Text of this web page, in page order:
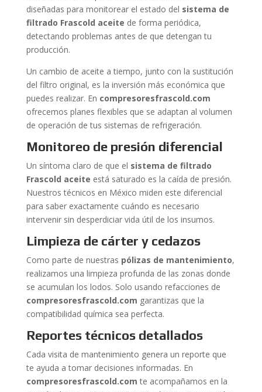
diseñadas para monitorear el estado del sistema de
filtrado Frascold aceite de forma periódica,
detectando problemas antes de que detengan tu
producción.
Un cambio de aceite a tiempo, junto con la sustitución
del filtro original, es la inversión más económica que
puedes realizar. En compresoresfrascold.com
ofrecemos planes flexibles que se adaptan al volumen
de operación de tus sistemas de refrigeración.
Monitoreo de presión diferencial
Un síntoma claro de que el sistema de filtrado
Frascold aceite está saturado es la caída de presión.
Nuestros técnicos en México miden este diferencial
para saber exactamente cuándo es necesario
intervenir sin desperdiciar vida útil de los insumos.
Limpieza de cárter y cedazos
Como parte de nuestras pólizas de mantenimiento,
realizamos una limpieza profunda de las zonas donde
se acumulan los lodos. Solo usando refacciones de
compresoresfrascold.com garantizas que la
compatibilidad química sea perfecta.
Reportes técnicos detallados
Cada visita de mantenimiento genera un reporte que
te ayuda a tomar decisiones informadas. En
compresoresfrascold.com te acompañamos en la